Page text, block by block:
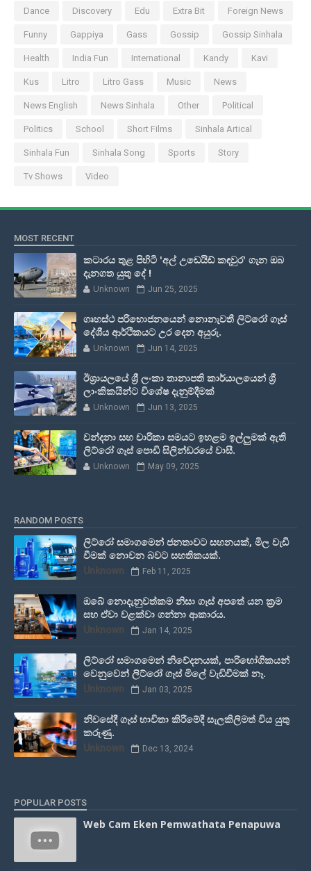
Dance Discovery Edu Extra Bit Foreign News
Funny Gappiya Gass Gossip Gossip Sinhala
Health India Fun International Kandy Kavi
Kus Litro Litro Gass Music News
News English News Sinhala Other Political
Politics School Short Films Sinhala Artical
Sinhala Fun Sinhala Song Sports Story
Tv Shows Video
MOST RECENT
කටාරය තුළ පිහිටි 'අල් උඩෙයිඩ් කඳවුර' ගැන ඔබ
දැනගත යුතු දේ !
Unknown Jun 25, 2025
ගෘහස්ථ පරිභොජනයෙන් නොනැවතී ලිට්රෝ ගෑස්
දේශීය ආර්ථිකයට උර දෙන අයුරු.
Unknown Jun 14, 2025
ඊශ්‍රායලයේ ශ්‍රී ලංකා තානාපති කාර්යාලයෙන් ශ්‍රී
ලාංකිකයින්ට විශේෂ දැනුම්දීමක්
Unknown Jun 13, 2025
වන්දනා සහ චාරිකා සමයට ඉහළම ඉල්ලුමක් ඇති
ලිට්රෝ ගෑස් පොඩි සිලින්ඩරයේ වාසී.
Unknown May 09, 2025
RANDOM POSTS
ලිට්රෝ සමාගමෙන් ජනතාවට සහනයක්, මිල වැඩි
වීමක් නොවන බවට සහතිකයක්.
Unknown Feb 11, 2025
ඔබේ නොදැනුවත්කම නිසා ගෑස් අපතේ යන ක්‍රම
සහ ඒවා වළක්වා ගන්නා ආකාරය.
Unknown Jan 14, 2025
ලිට්රෝ සමාගමෙන් නිවේදනයක්, පාරිභෝගිකයන්
වෙනුවෙන් ලිට්රෝ ගෑස් මිලේ වැඩිවීමක් නෑ.
Unknown Jan 03, 2025
නිවසේදී ගෑස් භාවිතා කිරීමේදී සැලකිලිමත් විය යුතු
කරුණු.
Unknown Dec 13, 2024
POPULAR POSTS
Web Cam Eken Pemwathata Penapuwa